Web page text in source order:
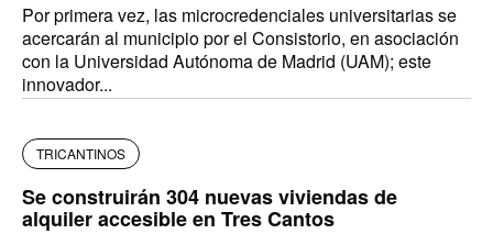
Por primera vez, las microcredenciales universitarias se
acercarán al municipio por el Consistorio, en asociación
con la Universidad Autónoma de Madrid (UAM); este
innovador...
TRICANTINOS
Se construirán 304 nuevas viviendas de
alquiler accesible en Tres Cantos